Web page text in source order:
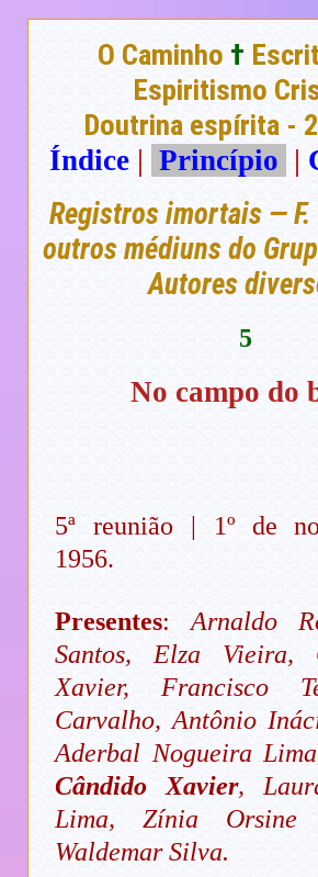
O Caminho †
Espiritismo
Doutrina espírita -
Índice | Princípio |
Registros imortais — F.
outros médiuns do
Autores
5
No campo do
5ª reunião | 1º de
1956.
Presentes:Arnaldo
Santos, Elza Vieira,
Xavier, Francisco
Carvalho, Antônio
Aderbal Nogueira
Cândido Xavier,
Lima, Zínia Orsine
Waldemar Silva.